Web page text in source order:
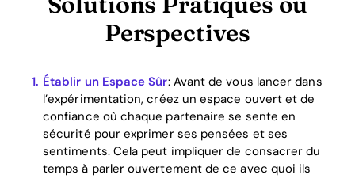
Perspectives
Établir un Espace Sûr: Avant de vous lancer dans
l’expérimentation, créez un espace ouvert et de
confiance où chaque partenaire se sente en
sécurité pour exprimer ses pensées et ses
sentiments. Cela peut impliquer de consacrer du
temps à parler ouvertement de ce avec quoi ils